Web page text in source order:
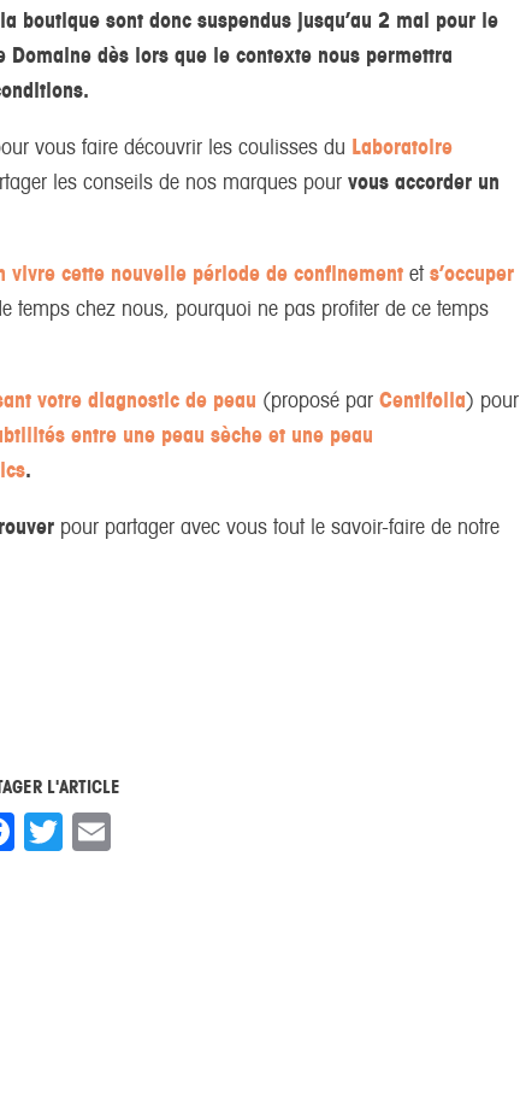
boutique sont donc suspendus jusqu’au 2 mai pour le
dès lors que le contexte nous permettra
vous faire découvrir les coulisses du Laboratoire
les conseils de nos marques pour vous accorder un
vivre cette nouvelle période de confinement ets’occuper
temps chez nous, pourquoi ne pas profiter de ce temps
votre diagnostic de peau (proposé par Centifolia) pour
entre une peau sèche et une peau
.
pour partager avec vous tout le savoir-faire de notre
L'ARTICLE
Facebook
Twitter